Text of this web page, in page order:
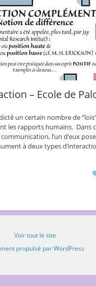
– Ecole de
un certain nombre de
les rapports humains. Dans
l’un d’eux
à deux types
Voir tout le site
propulsé par WordPress